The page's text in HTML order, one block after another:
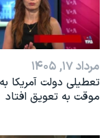
مرداد ۱۷, ۱۴۰۵
تعطیلی دولت آمریکا
موقت به تعویق افتاد